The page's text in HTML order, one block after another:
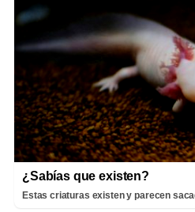
¿Sabías que existen?
Estas criaturas existen y parecen